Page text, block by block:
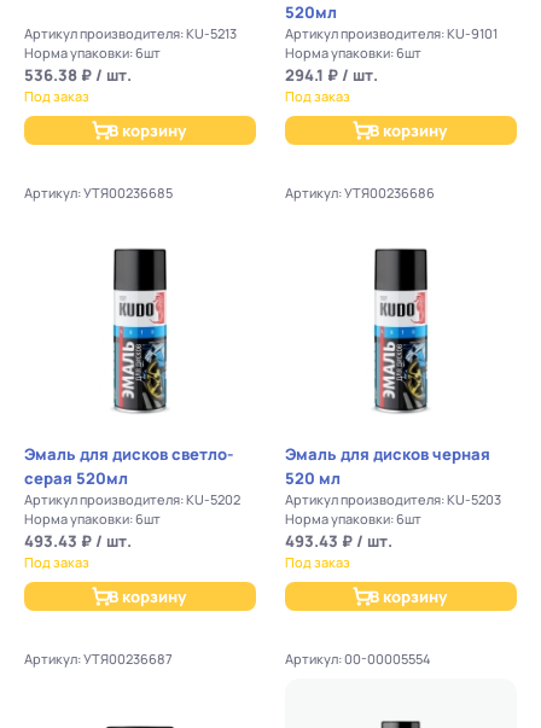
Артикул производителя: KU-5213
Норма упаковки: 6шт
536.38 ₽ / шт.
Под заказ
В корзину
520мл
Артикул производителя: KU-9101
Норма упаковки: 6шт
294.1 ₽ / шт.
Под заказ
В корзину
Артикул: УТЯ00236685
Эмаль для дисков светло-
серая 520мл
Артикул производителя: KU-5202
Норма упаковки: 6шт
493.43 ₽ / шт.
Под заказ
В корзину
Артикул: УТЯ00236686
Эмаль для дисков черная
520 мл
Артикул производителя: KU-5203
Норма упаковки: 6шт
493.43 ₽ / шт.
Под заказ
В корзину
Артикул: УТЯ00236687 Артикул: 00-00005554